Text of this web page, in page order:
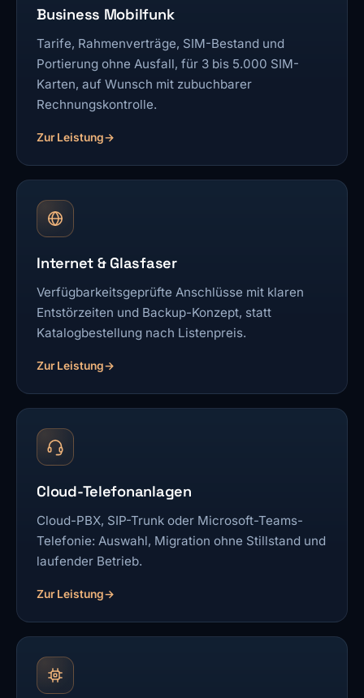
Business Mobilfunk
Tarife, Rahmenverträge, SIM-Bestand und
Portierung ohne Ausfall, für 3 bis 5.000 SIM-
Karten, auf Wunsch mit zubuchbarer
Rechnungskontrolle.
Zur Leistung
Internet & Glasfaser
Verfügbarkeitsgeprüfte Anschlüsse mit klaren
Entstörzeiten und Backup-Konzept, statt
Katalogbestellung nach Listenpreis.
Zur Leistung
Cloud-Telefonanlagen
Cloud-PBX, SIP-Trunk oder Microsoft-Teams-
Telefonie: Auswahl, Migration ohne Stillstand und
laufender Betrieb.
Zur Leistung